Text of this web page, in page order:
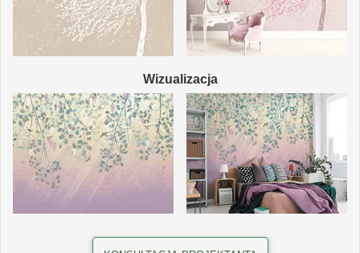
Wizualizacja